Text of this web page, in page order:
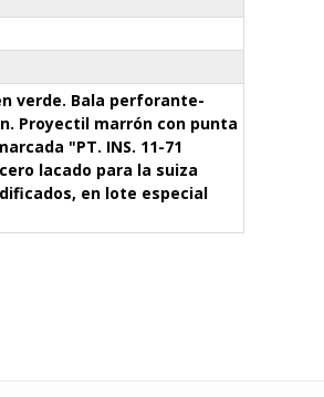
verde. Bala perforante-
Proyectil marrón con punta
"PT. INS. 11-71
lacado para la suiza
en lote especial